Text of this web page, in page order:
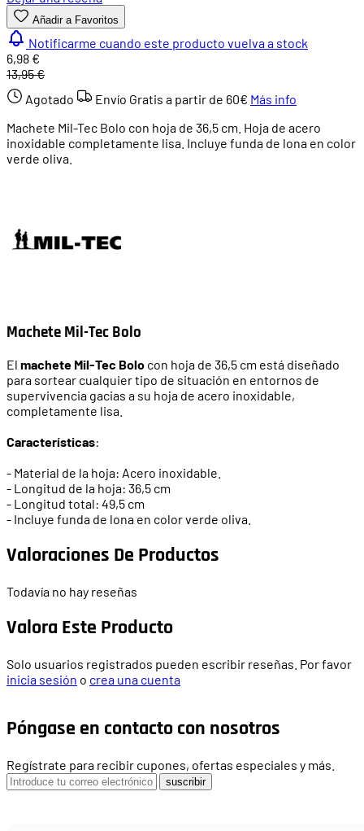
Añadir a Favoritos
Notificarme cuando este producto vuelva a stock
6,98 €
13,95 €
Agotado
Envío Gratis a partir de 60€ Más info
Machete Mil-Tec Bolo con hoja de 36,5 cm. Hoja de acero
inoxidable completamente lisa. Incluye funda de lona en color
verde oliva.
Machete Mil-Tec Bolo
El machete Mil-Tec Bolo con hoja de 36,5 cm está diseñado
para sortear cualquier tipo de situación en entornos de
supervivencia gacias a su hoja de acero inoxidable,
completamente lisa.
Características:
- Material de la hoja: Acero inoxidable.
- Longitud de la hoja: 36,5 cm
- Longitud total: 49,5 cm
- Incluye funda de lona en color verde oliva.
Valoraciones De Productos
Todavía no hay reseñas
Valora Este Producto
Solo usuarios registrados pueden escribir reseñas. Por favor
inicia sesión o crea una cuenta
Póngase en contacto con nosotros
Regístrate para recibir cupones, ofertas especiales y más.
suscribir